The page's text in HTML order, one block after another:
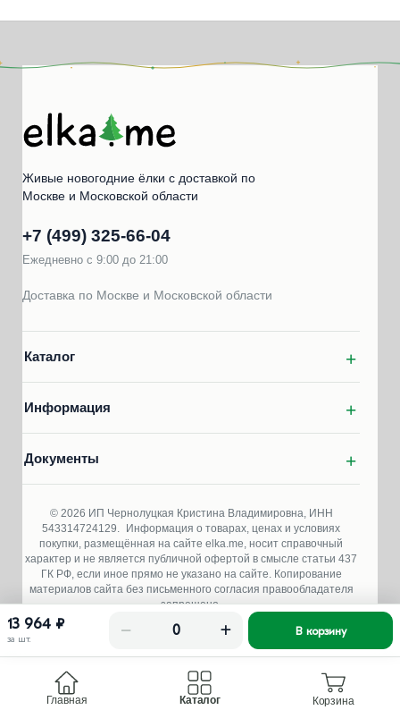
Главная Каталог Корзина
13 964 ₽
за шт. − + В корзину
Живые новогодние ёлки с доставкой по
Москве и Московской области
+7 (499) 325‑66‑04
Ежедневно с 9:00 до 21:00
Доставка по Москве и Московской области
Каталог
Информация
Документы
© 2026 ИП Чернолуцкая Кристина Владимировна, ИНН
543314724129.
Информация о товарах, ценах и условиях
покупки, размещённая на сайте elka.me, носит справочный
характер и не является публичной офертой в смысле статьи 437
ГК РФ, если иное прямо не указано на сайте. Копирование
материалов сайта без письменного согласия правообладателя
запрещено.